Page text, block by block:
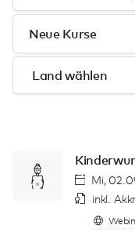
Neue Kurse
Mi,
inkl.